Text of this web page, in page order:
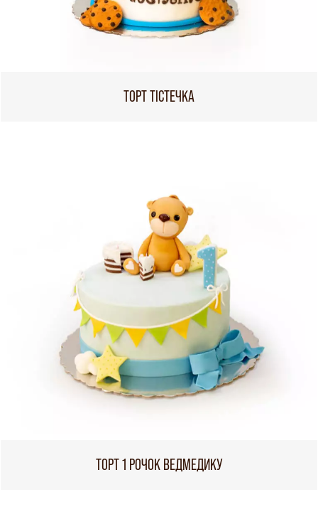
ТОРТ ТІСТЕЧКА
ТОРТ 1 РОЧОК ВЕДМЕДИКУ